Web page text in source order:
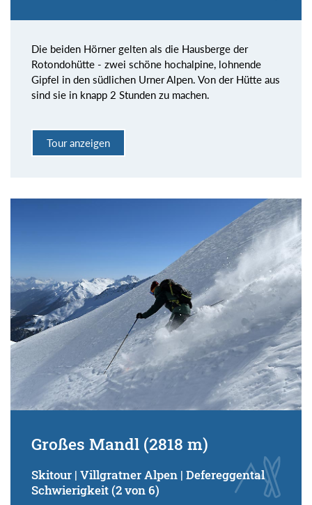
Die beiden Hörner gelten als die Hausberge der
Rotondohütte - zwei schöne hochalpine, lohnende
Gipfel in den südlichen Urner Alpen. Von der Hütte aus
sind sie in knapp 2 Stunden zu machen.
Tour anzeigen
Großes Mandl (2818 m)
Skitour | Villgratner Alpen | Defereggental
Schwierigkeit (2 von 6)